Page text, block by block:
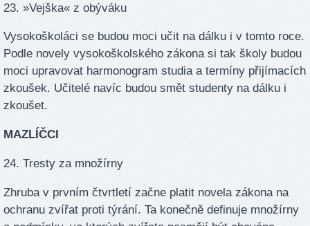
23. »Vejška« z obýváku
Vysokoškoláci se budou moci učit na dálku i v tomto roce.
Podle novely vysokoškolského zákona si tak školy budou
moci upravovat harmonogram studia a termíny přijímacích
zkoušek. Učitelé navíc budou smět studenty na dálku i
zkoušet.
MAZLÍČCI
24. Tresty za množírny
Zhruba v prvním čtvrtletí začne platit novela zákona na
ochranu zvířat proti týrání. Ta konečně definuje množírny